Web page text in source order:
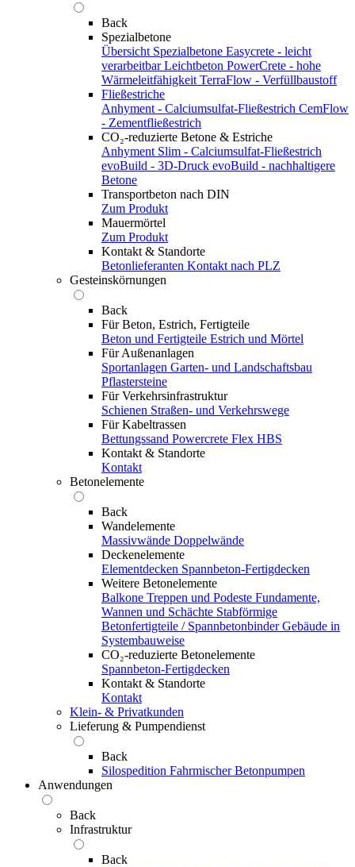
Back
Spezialbetone
Übersicht Spezialbetone Easycrete - leicht
verarbeitbar Leichtbeton PowerCrete - hohe
Wärmeleitfähigkeit TerraFlow - Verfüllbaustoff
Fließestriche
Anhyment - Calciumsulfat-Fließestrich CemFlow
- Zementfließestrich
CO₂-reduzierte Betone & Estriche
Anhyment Slim - Calciumsulfat-Fließestrich
evoBuild - 3D-Druck evoBuild - nachhaltigere
Betone
Transportbeton nach DIN
Zum Produkt
Mauermörtel
Zum Produkt
Kontakt & Standorte
Betonlieferanten Kontakt nach PLZ
Gesteinskörnungen
Back
Für Beton, Estrich, Fertigteile
Beton und Fertigteile Estrich und Mörtel
Für Außenanlagen
Sportanlagen Garten- und Landschaftsbau
Pflastersteine
Für Verkehrsinfrastruktur
Schienen Straßen- und Verkehrswege
Für Kabeltrassen
Bettungssand Powercrete Flex HBS
Kontakt & Standorte
Kontakt
Betonelemente
Back
Wandelemente
Massivwände Doppelwände
Deckenelemente
Elementdecken Spannbeton-Fertigdecken
Weitere Betonelemente
Balkone Treppen und Podeste Fundamente,
Wannen und Schächte Stabförmige
Betonfertigteile / Spannbetonbinder Gebäude in
Systembauweise
CO₂-reduzierte Betonelemente
Spannbeton-Fertigdecken
Kontakt & Standorte
Kontakt
Klein- & Privatkunden
Lieferung & Pumpendienst
Back
Silospedition Fahrmischer Betonpumpen
Anwendungen
Back
Infrastruktur
Back